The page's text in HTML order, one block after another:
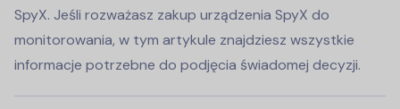
SpyX. Jeśli rozważasz zakup urządzenia SpyX do
monitorowania, w tym artykule znajdziesz wszystkie
informacje potrzebne do podjęcia świadomej decyzji.